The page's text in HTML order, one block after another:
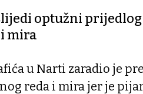
optužni
mira
u Narti zaradio je
reda i mira jer je